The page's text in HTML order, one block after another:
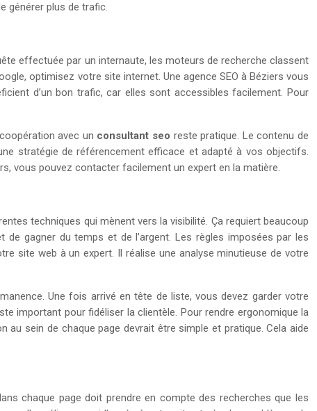
générer plus de trafic.
effectuée par un internaute, les moteurs de recherche classent
optimisez votre site internet. Une agence SEO à Béziers vous
d’un bon trafic, car elles sont accessibles facilement. Pour
avec un consultant seo reste pratique. Le contenu de
stratégie de référencement efficace et adapté à vos objectifs.
vous pouvez contacter facilement un expert en la matière.
techniques qui mènent vers la visibilité. Ça requiert beaucoup
gagner du temps et de l’argent. Les règles imposées par les
site web à un expert. Il réalise une analyse minutieuse de votre
Une fois arrivé en tête de liste, vous devez garder votre
important pour fidéliser la clientèle. Pour rendre ergonomique la
sein de chaque page devrait être simple et pratique. Cela aide
chaque page doit prendre en compte des recherches que les